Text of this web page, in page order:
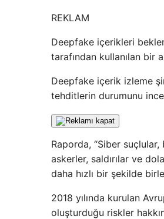
REKLAM
Deepfake içerikleri
tarafından kullanılan bir
Deepfake içerik izleme
tehditlerin durumunu
Raporda, “Siber suçlular,
askerler, saldırılar ve
daha hızlı bir şekilde
2018 yılında kurulan
oluşturduğu riskler